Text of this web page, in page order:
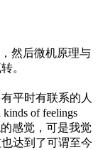
然后微机原理与
。
平时有联系的人
of feelings
感觉，可是我觉
达到了可谓至今